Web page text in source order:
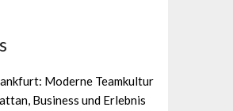
Moderne Teamkultur
Business und Erlebnis